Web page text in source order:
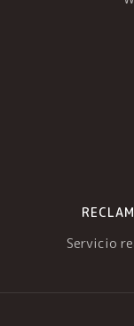
Servicio